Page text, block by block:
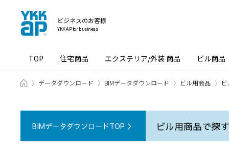
ビジネスのお客様
YKK AP for business
TOP 住宅商品 エクステリア/外装 商品 ビル商品
ホーム データダウンロード BIMデータダウンロード ビル用商品
BIMデータダウンロードTOP ＞ ビル用商品で探す